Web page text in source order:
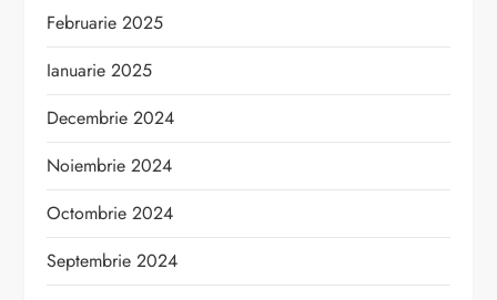
Februarie 2025
Ianuarie 2025
Decembrie 2024
Noiembrie 2024
Octombrie 2024
Septembrie 2024